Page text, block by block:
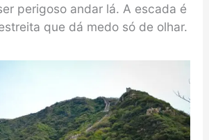
perigoso andar lá. A escada é
que dá medo só de olhar.